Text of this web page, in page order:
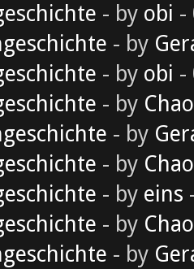
- by obi -
- by
- by obi -
- by
- by
- by
- by eins
- by
- by